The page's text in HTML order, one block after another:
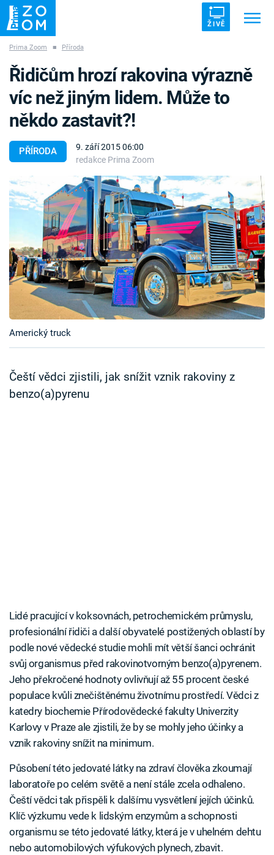
ŽIVĚ
ZÁHADY VETŘELCI DÁVNOVĚKU
Témata
Témata
Pořady
TV Program
Časopis
Sledujte prima+
Sledujte nás
Prima Zoom ■ Příroda
PŘÍRODA
9. září 2015 06:00
redakce Prima Zoom
Řidičům hrozí rakovina výrazně
víc než jiným lidem. Může to
někdo zastavit?!
Americký truck
Čeští vědci zjistili, jak snížit vznik rakoviny z
benzo(a)pyrenu
Lidé pracující v koksovnách, petrochemickém průmyslu,
profesionální řidiči a další obyvatelé postižených oblastí by
podle nové vědecké studie mohli mít větší šanci ochránit
svůj organismus před rakovinotvorným benzo(a)pyrenem.
Jeho překročené hodnoty ovlivňují až 55 procent české
populace kvůli znečištěnému životnímu prostředí. Vědci z
katedry biochemie Přírodovědecké fakulty Univerzity
Karlovy v Praze ale zjistili, že by se mohly jeho účinky a
vznik rakoviny snížit na minimum.
Působení této jedovaté látky na zdraví člověka zkoumají
laboratoře po celém světě a není stále zcela odhaleno.
Čeští vědci tak přispěli k dalšímu vysvětlení jejích účinků.
Klíč výzkumu vede k lidským enzymům a schopnosti
organismu se této jedovaté látky, která je v uhelném dehtu
nebo automobilových výfukových plynech, zbavit.